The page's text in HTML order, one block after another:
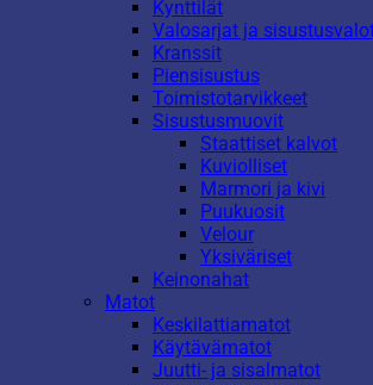
Kynttilät
Valosarjat ja
Kranssit
Piensisustus
Toimistotarvikkeet
Sisustusmuovit
Staattiset kalvot
Kuviolliset
Marmori ja kivi
Puukuosit
Velour
Yksiväriset
Keinonahat
Matot
Keskilattiamatot
Käytävämatot
Juutti- ja sisalmatot